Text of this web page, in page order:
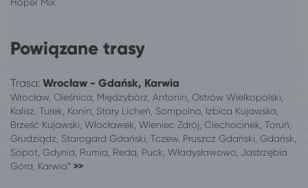
Gdynia
Gliwice
Ciechocinek
Głogów
Ciechocinek
Gniezno
Ciechocinek
Gorzów Wielkopolski
Ciechocinek
Grudziądz
Ciechocinek
Iława
Ciechocinek
Inowrocław
Ciechocinek
Jarosław
Powiązane trasy
Trasa: Wrocław - Gdańsk, Karwia
Wrocław, Oleśnica, Międzybórz, Antonin, Ostrów Wielkopolski,
Kalisz, Turek, Konin, Stary Licheń, Sompolno, Izbica Kujawska,
Brześć Kujawski, Włocławek, Wieniec Zdrój, Ciechocinek, Toruń,
Grudziądz, Starogard Gdański, Tczew, Pruszcz Gdański, Gdańsk,
Sopot, Gdynia, Rumia, Reda, Puck, Władysławowo, Jastrzębia
Góra, Karwia* >>